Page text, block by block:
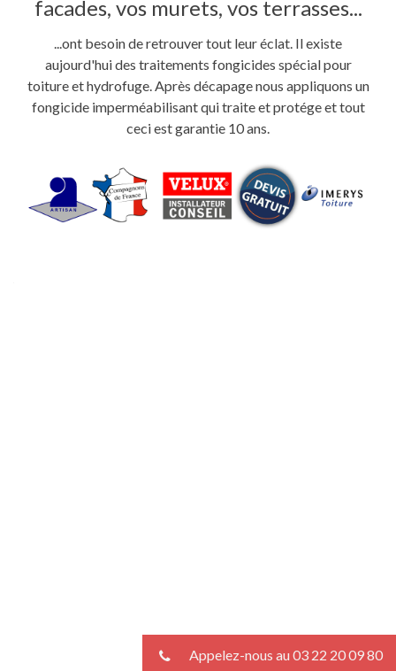
facades, vos murets, vos terrasses...
...ont besoin de retrouver tout leur éclat. Il existe
aujourd'hui des traitements fongicides spécial pour
toiture et hydrofuge. Après décapage nous appliquons un
fongicide imperméabilisant qui traite et protége et tout
ceci est garantie 10 ans.
Appelez-nous au 03 22 20 09 80